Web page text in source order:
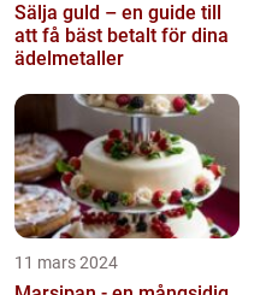
Sälja guld – en guide till
att få bäst betalt för dina
ädelmetaller
11 mars 2024